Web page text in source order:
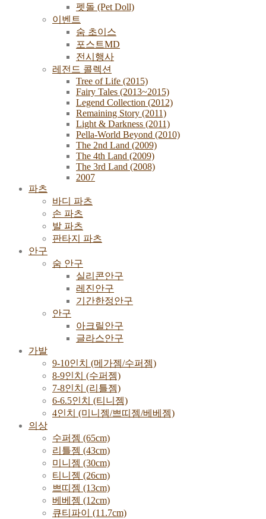
펫돌 (Pet Doll)
이벤트
숨 초이스
포스트MD
전시행사
레전드 콜렉션
Tree of Life (2015)
Fairy Tales (2013~2015)
Legend Collection (2012)
Remaining Story (2011)
Light & Darkness (2011)
Pella-World Beyond (2010)
The 2nd Land (2009)
The 4th Land (2009)
The 3rd Land (2008)
2007
파츠
바디 파츠
손 파츠
발 파츠
판타지 파츠
안구
숨 안구
실리콘안구
레진안구
기간한정안구
안구
아크릴안구
글라스안구
가발
9-10인치 (메가젬/수퍼젬)
8-9인치 (수퍼젬)
7-8인치 (리틀젬)
6-6.5인치 (티니젬)
4인치 (미니젬/쁘띠젬/베베젬)
의상
수퍼젬 (65cm)
리틀젬 (43cm)
미니젬 (30cm)
티니젬 (26cm)
쁘띠젬 (13cm)
베베젬 (12cm)
큐티파이 (11.7cm)